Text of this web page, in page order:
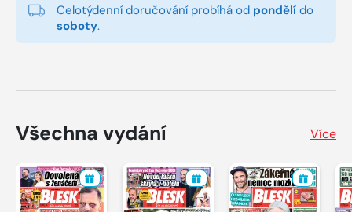
Celotýdenní doručování probíhá od pondělí do
soboty.
Všechna vydání Více